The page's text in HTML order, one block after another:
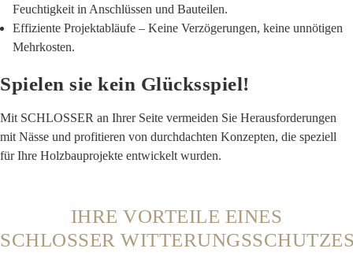
Feuchtigkeit in Anschlüssen und Bauteilen.
Effiziente Projektabläufe – Keine Verzögerungen, keine unnötigen
Mehrkosten.
Spielen sie kein Glücksspiel!
Mit SCHLOSSER an Ihrer Seite vermeiden Sie Herausforderungen
mit Nässe und profitieren von durchdachten Konzepten, die speziell
für Ihre Holzbauprojekte entwickelt wurden.
IHRE VORTEILE EINES
SCHLOSSER